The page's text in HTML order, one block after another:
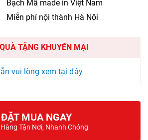
Bạch Mã made in Việt Nam
Miễn phí nội thành Hà Nội
QUÀ TẶNG KHUYẾN MẠI
vui lòng xem tại đây
ĐẶT MUA NGAY
Tận Nơi, Nhanh Chóng